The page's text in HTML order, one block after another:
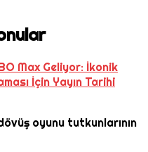
Max Geliyor: İkonik
İçin Yayın Tarihi
oyunu tutkunlarının